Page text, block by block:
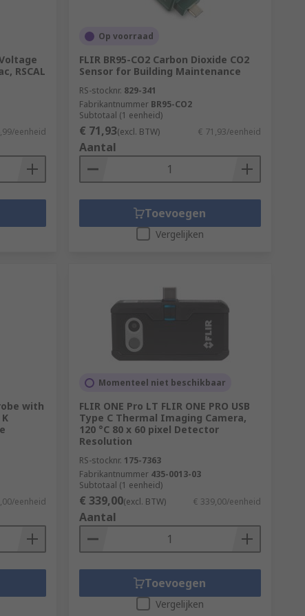
RSCAL
eenheid
Op voorraad
FLIR BR95-CO2 Carbon Dioxide CO2
Sensor for Building Maintenance
RS-stocknr. 829-341
Fabrikantnummer BR95-CO2
Subtotaal (1 eenheid)
€ 71,93(excl. BTW) € 71,93/eenheid
Aantal
Toevoegen
Vergelijken
with
eenheid
Momenteel niet beschikbaar
FLIR ONE Pro LT FLIR ONE PRO USB
Type C Thermal Imaging Camera,
120 °C 80 x 60 pixel Detector
Resolution
RS-stocknr. 175-7363
Fabrikantnummer 435-0013-03
Subtotaal (1 eenheid)
€ 339,00(excl. BTW) € 339,00/eenheid
Aantal
Toevoegen
Vergelijken